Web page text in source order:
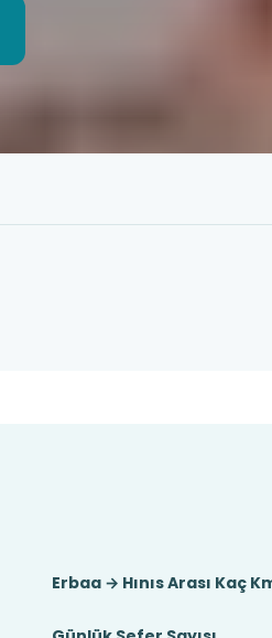
Erbaa → Hınıs Arası Kaç